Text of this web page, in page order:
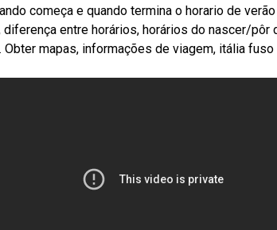
começa e quando termina o horario de
diferença entre horários, horários do nascer/
Obter mapas, informações de viagem, itália